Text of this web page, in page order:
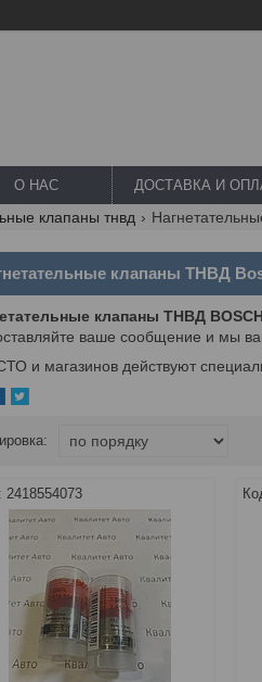
О НАС ДОСТАВКА И
клапаны тнвд
клапаны ТНВД
клапаны ТНВД
ваше сообщение и мы
и магазинов действуют
2418554073